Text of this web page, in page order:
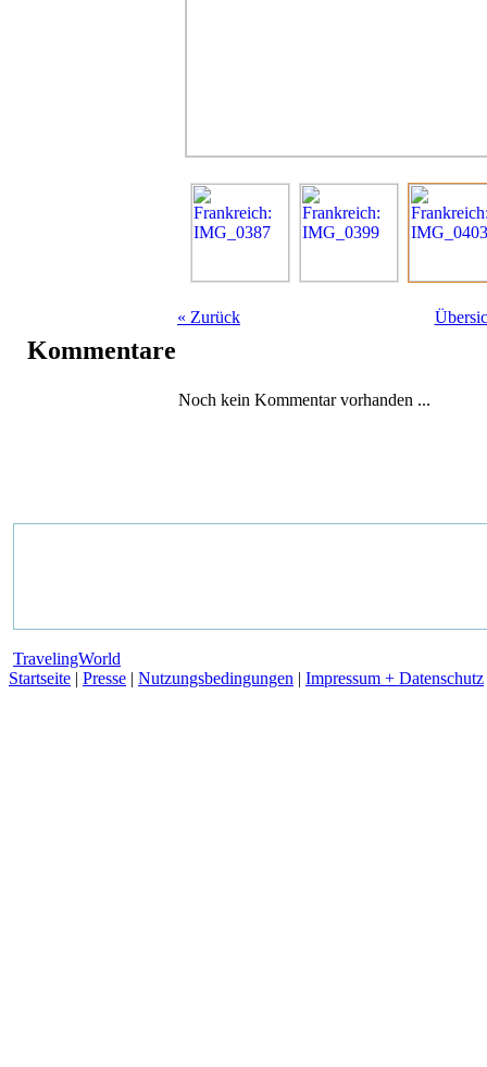
« Zurück
Kommentare
Noch kein Kommentar vorhanden ...
TravelingWorld
Startseite | Presse | Nutzungsbedingungen | Impressum + Datenschutz